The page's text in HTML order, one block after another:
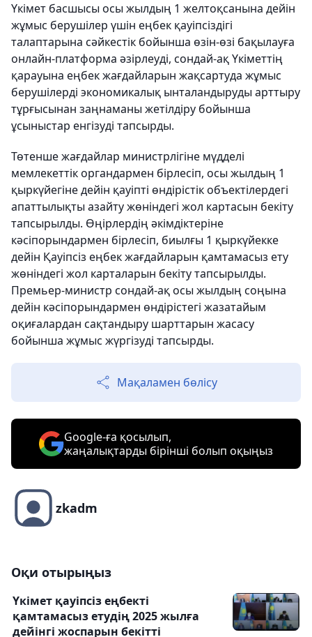
Үкімет басшысы осы жылдың 1 желтоқсанына дейін
жұмыс берушілер үшін еңбек қауіпсіздігі
талаптарына сәйкестік бойынша өзін-өзі бақылауға
онлайн-платформа әзірлеуді, сондай-ақ Үкіметтің
қарауына еңбек жағдайларын жақсартуда жұмыс
берушілерді экономикалық ынталандыруды арттыру
тұрғысынан заңнаманы жетілдіру бойынша
ұсыныстар енгізуді тапсырды.
Төтенше жағдайлар министрлігіне мүдделі
мемлекеттік органдармен бірлесіп, осы жылдың 1
қыркүйегіне дейін қауіпті өндірістік объектілердегі
апаттылықты азайту жөніндегі жол картасын бекіту
тапсырылды. Өңірлердің әкімдіктеріне
кәсіпорындармен бірлесіп, биылғы 1 қыркүйекке
дейін Қауіпсіз еңбек жағдайларын қамтамасыз ету
жөніндегі жол карталарын бекіту тапсырылды.
Премьер-министр сондай-ақ осы жылдың соңына
дейін кәсіпорындармен өндірістегі жазатайым
оқиғалардан сақтандыру шарттарын жасасу
бойынша жұмыс жүргізуді тапсырды.
Мақаламен бөлісу
Google-ға қосылып,
жаңалықтарды бірінші болып оқыңыз
zkadm
Оқи отырыңыз
Үкімет қауіпсіз еңбекті
қамтамасыз етудің 2025 жылға
дейінгі жоспарын бекітті